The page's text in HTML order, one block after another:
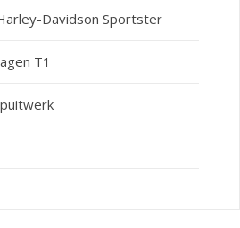
Davidson Sportster
T1